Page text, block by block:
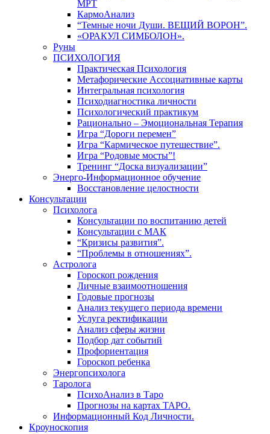
МРТ
КармоАнализ
“Темные ночи Души. ВЕЩИЙ ВОРОН”.
«ОРАКУЛ СИМБОЛОН».
Руны
ПСИХОЛОГИЯ
Практическая Психология
Метафорические Ассоциативные карты
Интегральная психология
Психодиагностика личности
Психологический практикум
Рационально – Эмоциональная Терапия
Игра “Дороги перемен”
Игра “Кармическое путешествие”.
Игра “Родовые мосты”!
Тренинг “Доска визуализации”
Энерго-Информационное обучение
Восстановление целостности
Консультации
Психолога
Консультации по воспитанию детей
Консультации с МАК
“Кризисы развития”.
“Проблемы в отношениях”.
Астролога
Гороскоп рождения
Личные взаимоотношения
Годовые прогнозы
Анализ текущего периода времени
Услуга ректификации
Анализ сферы жизни
Подбор дат событий
Профориентация
Гороскоп ребенка
Энергопсихолога
Таролога
ПсихоАнализ в Таро
Прогнозы на картах ТАРО.
Информационный Код Личности.
Кроуноскопия